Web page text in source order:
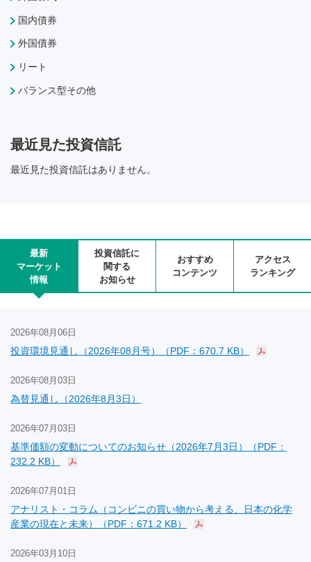
国内債券
外国債券
リート
バランス型その他
最近見た投資信託
最近見た投資信託はありません。
最新
マーケット
情報
投資信託に
関する
お知らせ
おすすめ
コンテンツ
アクセス
ランキング
2026年08月06日
投資環境見通し（2026年08月号）（PDF：670.7 KB）
2026年08月03日
為替見通し（2026年8月3日）
2026年07月03日
基準価額の変動についてのお知らせ（2026年7月3日）（PDF：
232.2 KB）
2026年07月01日
アナリスト・コラム（コンビニの買い物から考える、日本の化学
産業の現在と未来）（PDF：671.2 KB）
2026年03月10日